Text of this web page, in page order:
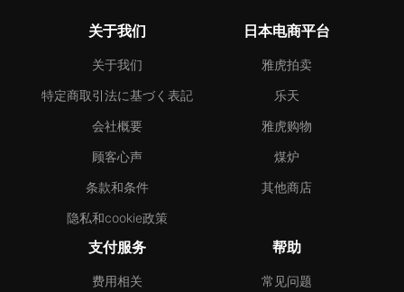
关于我们
关于我们
特定商取引法に基づく表記
会社概要
顾客心声
条款和条件
隐私和cookie政策
日本电商平台
雅虎拍卖
乐天
雅虎购物
煤炉
其他商店
支付服务
费用相关
帮助
常见问题